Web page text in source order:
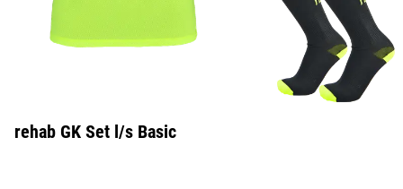
rehab GK Set l/s Basic